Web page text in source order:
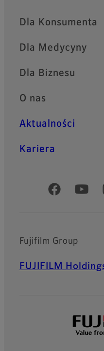
Quick Links
Dla Konsumenta
Dla Medycyny
Dla Biznesu
O nas
Aktualności
Kariera
Oficjalne profile
Fujifilm Group
FUJIFILM